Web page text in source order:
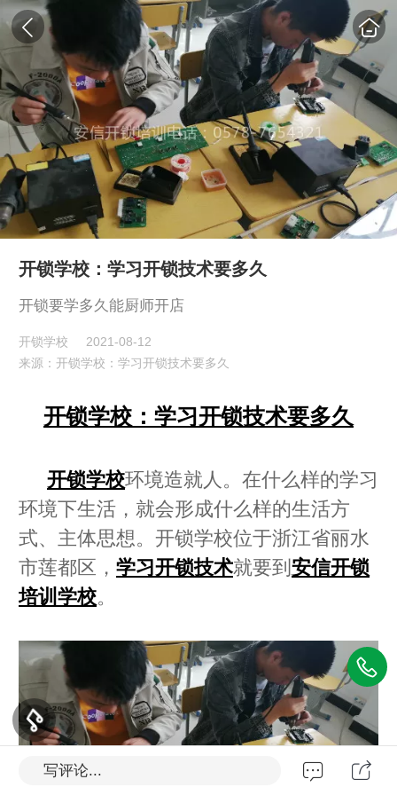
开锁学校：学习开锁技术要多久
开锁要学多久能厨师开店
开锁学校
2021-08-12
来源：开锁学校：学习开锁技术要多久
开锁学校：学习开锁技术要多久
开锁学校环境造就人。在什么样的学习
环境下生活，就会形成什么样的生活方
式、主体思想。开锁学校位于浙江省丽水
市莲都区， 学习开锁技术就要到 安信开锁
培训学校。
写评论...